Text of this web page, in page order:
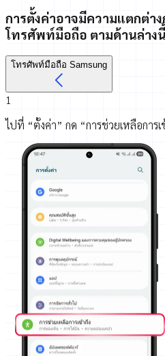
การตั้งค่าอาจมีความแตกต่า
โทรศัพท์มือถือ ตามด้านล่างนี้
โทรศัพท์มือถือ Samsung
1
ไปที่ “ตั้งค่า” กด “การช่วยเหลือการเ